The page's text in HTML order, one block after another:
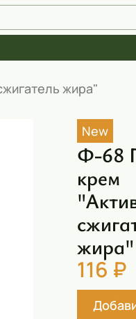
жира"
New
Ф-68
крем
жира"
116 ₽